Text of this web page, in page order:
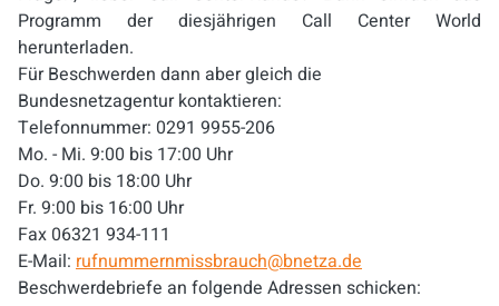
Programm der diesjährigen Call Center World
herunterladen.
Für Beschwerden dann aber gleich die
Bundesnetzagentur kontaktieren:
Telefonnummer: 0291 9955-206
Mo. - Mi. 9:00 bis 17:00 Uhr
Do. 9:00 bis 18:00 Uhr
Fr. 9:00 bis 16:00 Uhr
Fax 06321 934-111
E-Mail: rufnummernmissbrauch@bnetza.de
Beschwerdebriefe an folgende Adressen schicken: